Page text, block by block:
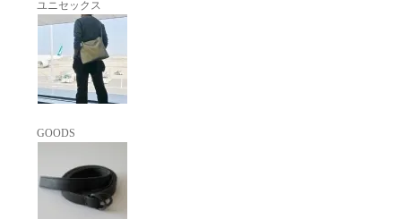
ユニセックス
GOODS